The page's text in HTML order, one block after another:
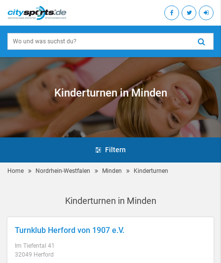
Kinderturnen in Minden
Filtern
Home Nordrhein-Westfalen Minden Kinderturnen
Kinderturnen in Minden
Turnklub Herford von 1907 e.V.
Im Tiefental 41
32049 Herford